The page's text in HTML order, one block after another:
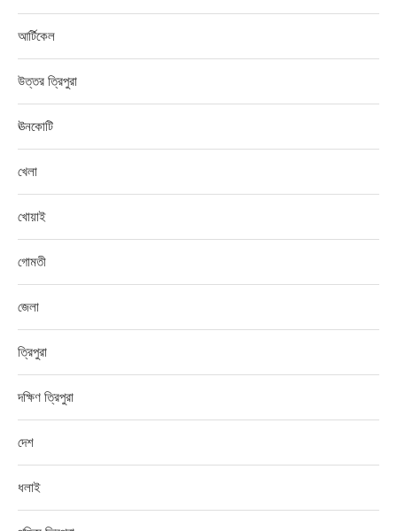
আর্টিকেল
উত্তর ত্রিপুরা
ঊনকোটি
খেলা
খোয়াই
গোমতী
জেলা
ত্রিপুরা
দক্ষিণ ত্রিপুরা
দেশ
ধলাই